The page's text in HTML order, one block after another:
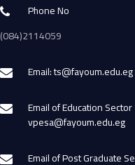
Phone No
(084)2114059
Email: ts@fayoum.edu.eg
Email of Education Sector
vpesa@fayoum.edu.eg
Email of Post Graduate